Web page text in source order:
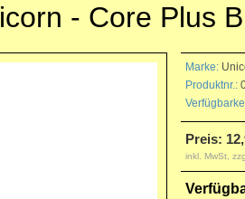
- Core Plus
Marke:
Produktnr.:
Preis:
inkl. MwSt,